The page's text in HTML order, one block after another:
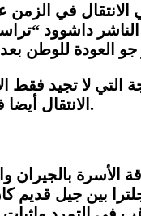
الانتقال في
داشوود
لا تجيد فقط
الانتقال أيضا في الأماكن، بين الماضي والحاضر.
الأسرة
بين جيل قديم